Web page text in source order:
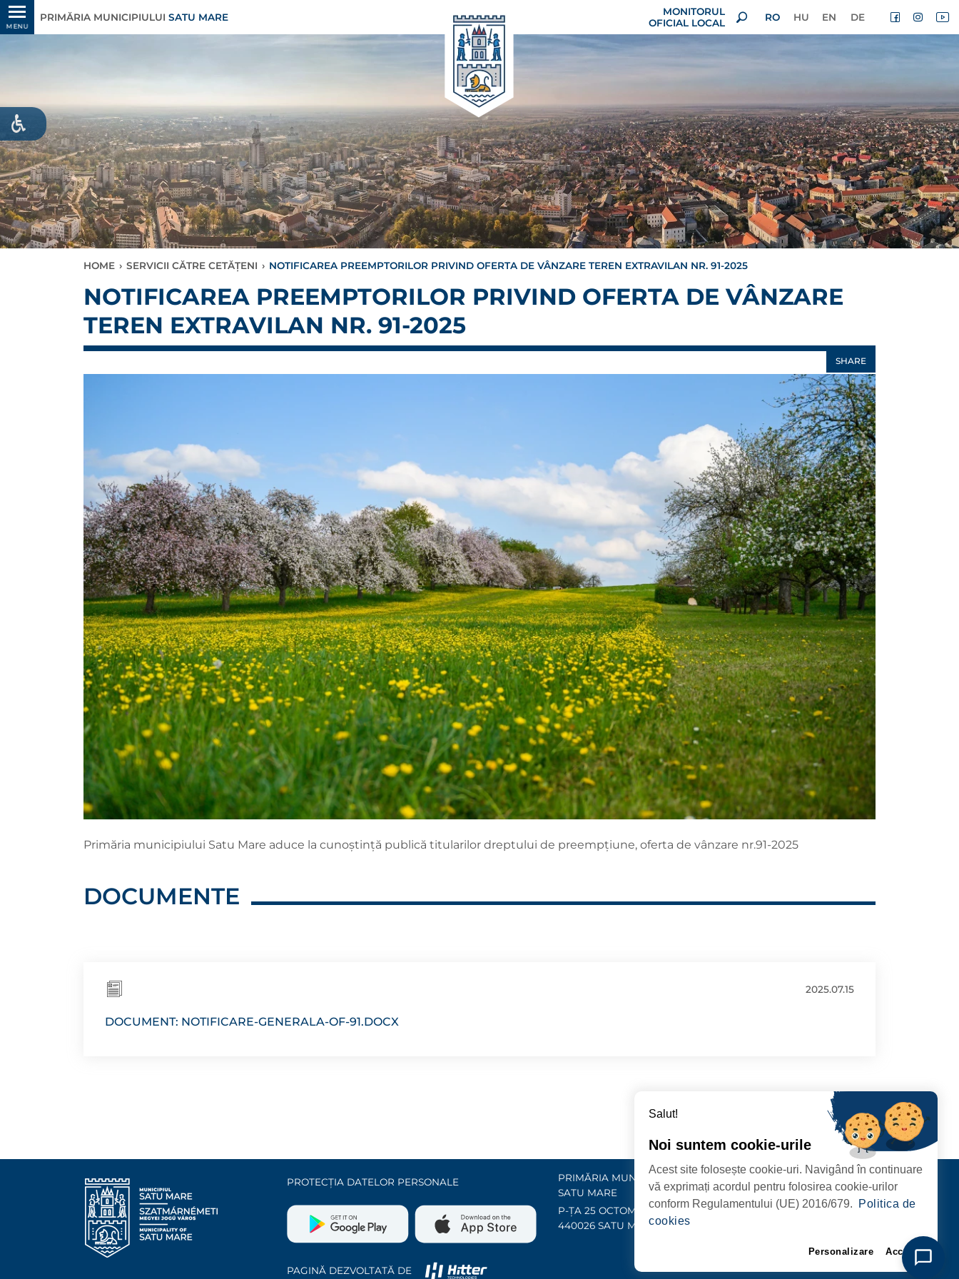
MENU
PRIMĂRIA MUNICIPIULUI SATU MARE
MONITORUL
OFICIAL LOCAL
RO HU EN DE
HOME › SERVICII CĂTRE CETĂȚENI › NOTIFICAREA PREEMPTORILOR PRIVIND OFERTA DE VÂNZARE TEREN EXTRAVILAN NR. 91-2025
NOTIFICAREA PREEMPTORILOR PRIVIND OFERTA DE VÂNZARE
TEREN EXTRAVILAN NR. 91-2025
SHARE
Primăria municipiului Satu Mare aduce la cunoștință publică titularilor dreptului de preempțiune, oferta de vânzare nr.91-2025
DOCUMENTE
2025.07.15
DOCUMENT: NOTIFICARE-GENERALA-OF-91.DOCX
PROTECȚIA DATELOR PERSONALE
PAGINĂ DEZVOLTATĂ DE
PRIMĂRIA MUNICIPIULUI
SATU MARE
P-ȚA 25 OCTOMBRIE, NR. 1 CORP M,
440026 SATU MARE
Contact
URMĂRIȚI-NE
Salut!
Noi suntem cookie-urile
Acest site folosește cookie-uri. Navigând în continuare
vă exprimați acordul pentru folosirea cookie-urilor
conform Regulamentului (UE) 2016/679.
Politica de
cookies
Personalizare Accept